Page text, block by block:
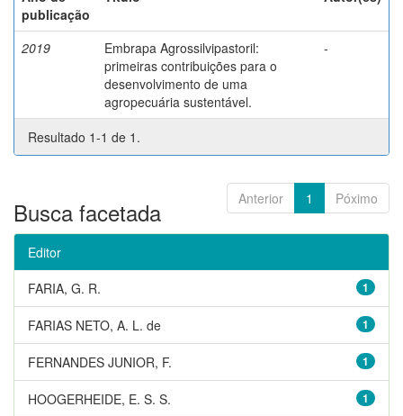
publicação
2019
Embrapa Agrossilvipastoril:
primeiras contribuições para o
desenvolvimento de uma
agropecuária sustentável.
-
Resultado 1-1 de 1.
Anterior 1 Póximo
Busca facetada
Editor
1
FARIA, G. R.
1
FARIAS NETO, A. L. de
1
FERNANDES JUNIOR, F.
1
HOOGERHEIDE, E. S. S.